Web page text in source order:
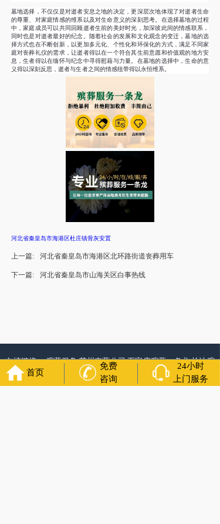
墓地选择，不仅仅是对逝者安息之地的决定，更深层次地体现了对逝者生命
的尊重、对家庭情感的维系以及对生命意义的深刻思考。在选择墓地的过程
中，家庭成员可以共同回顾逝者生前的美好时光，加深彼此间的情感联系，
同时也是对逝者最好的纪念。随着社会的发展和文化观念的变迁，墓地的选
择方式也在不断创新，以更加多元化、个性化和环保化的方式，满足不同家
庭对丧葬礼仪的需求，让逝者得以在一个符合其生前意愿和价值观的地方安
息，生者得以在缅怀与纪念中寻得慰藉与力量。在墓地的选择中，生命的意
义得以深刻反思，逝者与生者之间的情感纽带得以永恒维系。
河北省秦皇岛市海港区杜庄镇骨灰安置
上一篇: 河北省秦皇岛市海港区北环路街道丧葬用车
下一篇: 河北省秦皇岛市山海关区白事热线
友情链接：殡葬服务苏州丧葬公司石家庄殡葬一条龙长沙殡
葬服务公司
南昌青山湖白事公司 呼和浩特灵车出租公司
哈尔
滨道里区丧葬用品
西宁城东区白事服务 潍坊奎文区白事乳山
首页
免费
咨询
24小时
上门服务